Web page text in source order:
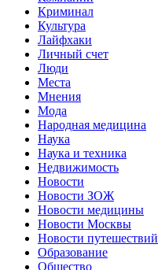
Криминал
Культура
Лайфхаки
Личный счет
Люди
Места
Мнения
Мода
Народная медицина
Наука
Наука и техника
Недвижимость
Новости
Новости ЗОЖ
Новости медицины
Новости Москвы
Новости путешествий
Образование
Общество